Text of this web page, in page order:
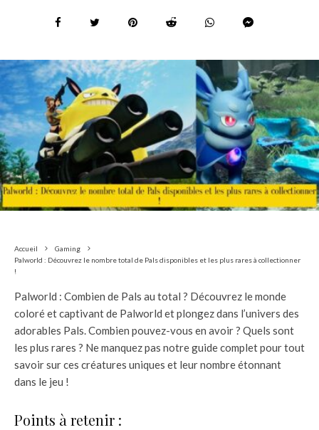
Accueil
Gaming
Palworld : Découvrez le nombre total de Pals disponibles et les plus rares à collectionner
!
Palworld : Combien de Pals au total ? Découvrez le monde
coloré et captivant de Palworld et plongez dans l’univers des
adorables Pals. Combien pouvez-vous en avoir ? Quels sont
les plus rares ? Ne manquez pas notre guide complet pour tout
savoir sur ces créatures uniques et leur nombre étonnant
dans le jeu !
Points à retenir :